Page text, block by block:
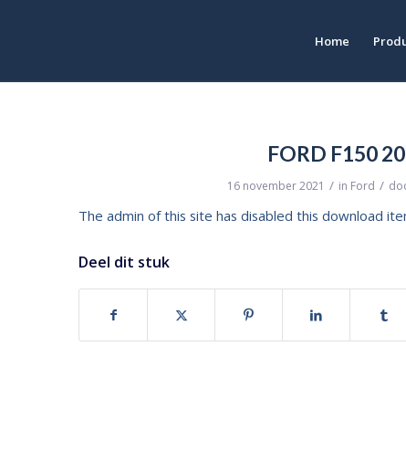
Home
FORD F150
16 november 2021 / in Ford /
The admin of this site has disabled this download
Deel dit stuk